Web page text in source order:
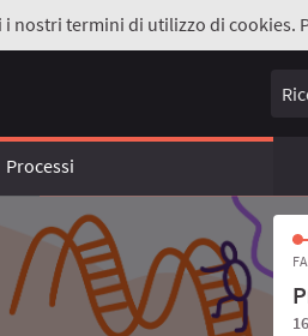
nostri termini di utilizzo di cookies.
Processi